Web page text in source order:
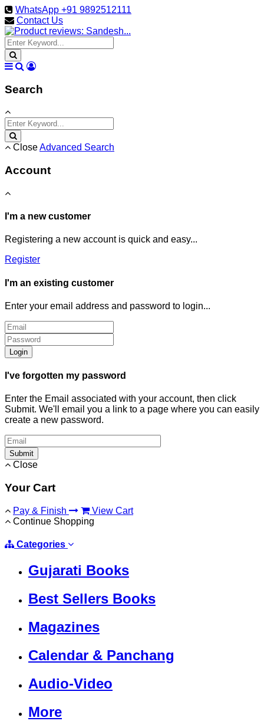
WhatsApp +91 9892512111
Contact Us
Search
CloseAdvanced Search
Account
I'm a new customer
Registering a new account is quick and easy...
Register
I'm an existing customer
Enter your email address and password to login...
Login
I've forgotten my password
Enter the Email associated with your account, then click
Submit. We'll email you a link to a page where you can easily
create a new password.
Submit
Close
Your Cart
Pay & Finish
View Cart
Continue Shopping
Categories
Gujarati Books
Best Sellers Books
Magazines
Calendar & Panchang
Audio-Video
More